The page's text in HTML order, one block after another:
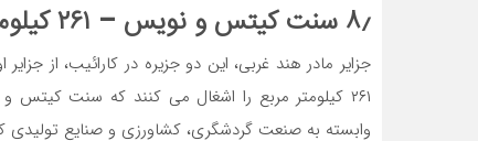
۸٫ سنت کیتس و نویس – ۲۶۱ کیلومتر مربع
جزایر مادر هند غربی، این دو جزیره در کارائیب، از
۲۶۱ کیلومتر مربع را اشغال می کنند که سنت
وابسته به صنعت گردشگری، کشاورزی و صنایع